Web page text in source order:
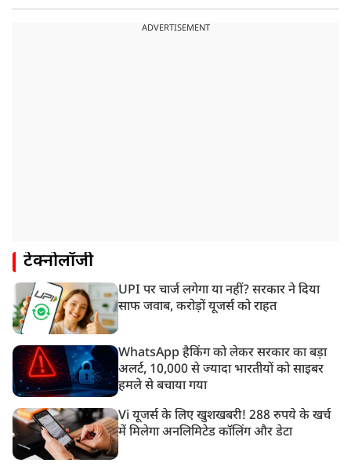
ADVERTISEMENT
टेक्नोलॉजी
UPI पर चार्ज लगेगा या नहीं? सरकार ने दिया
साफ जवाब, करोड़ों यूजर्स को राहत
WhatsApp हैकिंग को लेकर सरकार का बड़ा
अलर्ट, 10,000 से ज्यादा भारतीयों को साइबर
हमले से बचाया गया
Vi यूजर्स के लिए खुशखबरी! 288 रुपये के खर्च
में मिलेगा अनलिमिटेड कॉलिंग और डेटा